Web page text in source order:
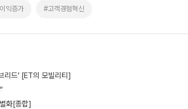
익증가 #고객경험혁신
리드’ [ET의 모빌리티]
화[종합]